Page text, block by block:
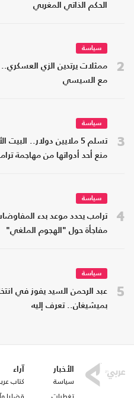
الحكم الذاتي المغربي
2
سياسة
ممثلات يرتدين الزي
مع السيسي
3
سياسة
تسلم 5 ملايين دولار..
منع أحد أدواتها من مهاجمة
4
سياسة
ترامب يحدد موعد بدء
مفاجأة حول "الهجوم الملغي"
5
سياسة
عبد الرحمن السيد يفوز في
بميشيغان.. تعرف إليه
الأخبار
سياسة
آراء
كتاب